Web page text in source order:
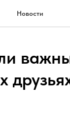
Новости